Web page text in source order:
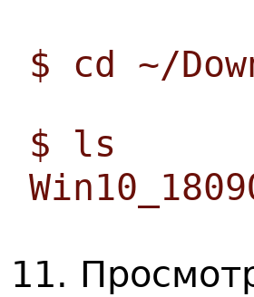
$ cd ~/
$ ls
11.